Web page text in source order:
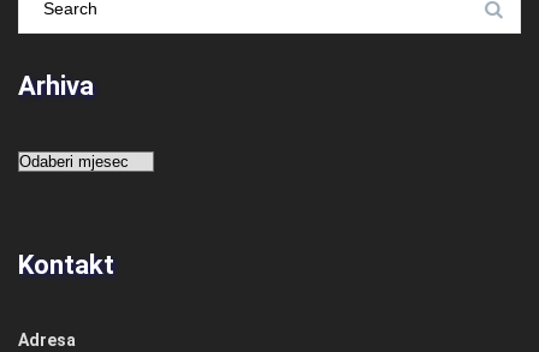
Arhiva
Arhiva
Kontakt
Adresa